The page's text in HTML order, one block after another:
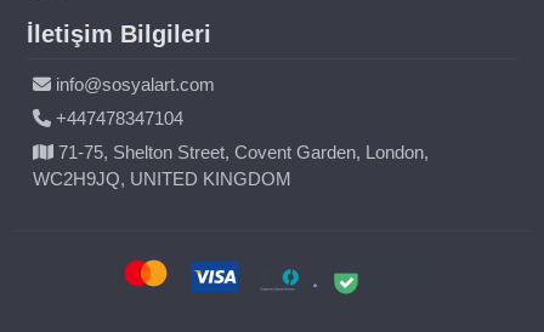
İletişim Bilgileri
info@sosyalart.com
+447478347104
71-75, Shelton Street, Covent Garden, London,
WC2H9JQ, UNITED KINGDOM